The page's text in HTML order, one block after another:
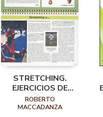
STRETCHING.
EJERCICIOS DE
ESTIRAMIENTO
ROBERTO
MACCADANZA